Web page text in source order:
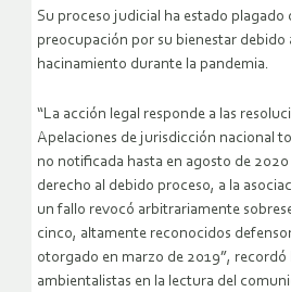
Su proceso judicial ha estado plagado
preocupación por su bienestar debido
hacinamiento durante la pandemia.
“La acción legal responde a las
Apelaciones de jurisdicción nacional
no notificada hasta en agosto de
derecho al debido proceso, a la
un fallo revocó arbitrariamente
cinco, altamente reconocidos
otorgado en marzo de 2019”, recordó
ambientalistas en la lectura del